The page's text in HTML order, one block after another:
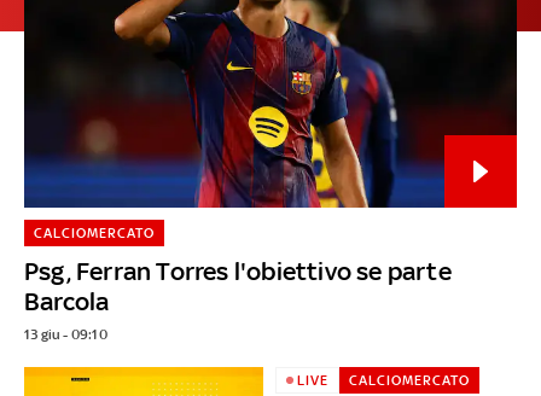
Psg, Ferran Torres l'obiettivo se parte
Barcola
CALCIOMERCATO
13 giu - 09:10
LIVE CALCIOMERCATO